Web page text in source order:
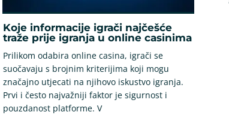
Koje informacije igrači najčešće
traže prije igranja u online casinima
Prilikom odabira online casina, igrači se
suočavaju s brojnim kriterijima koji mogu
značajno utjecati na njihovo iskustvo igranja.
Prvi i često najvažniji faktor je sigurnost i
pouzdanost platforme. V